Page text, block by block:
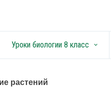
Уроки биологии 8 класс keyboard_arrow_down
растений